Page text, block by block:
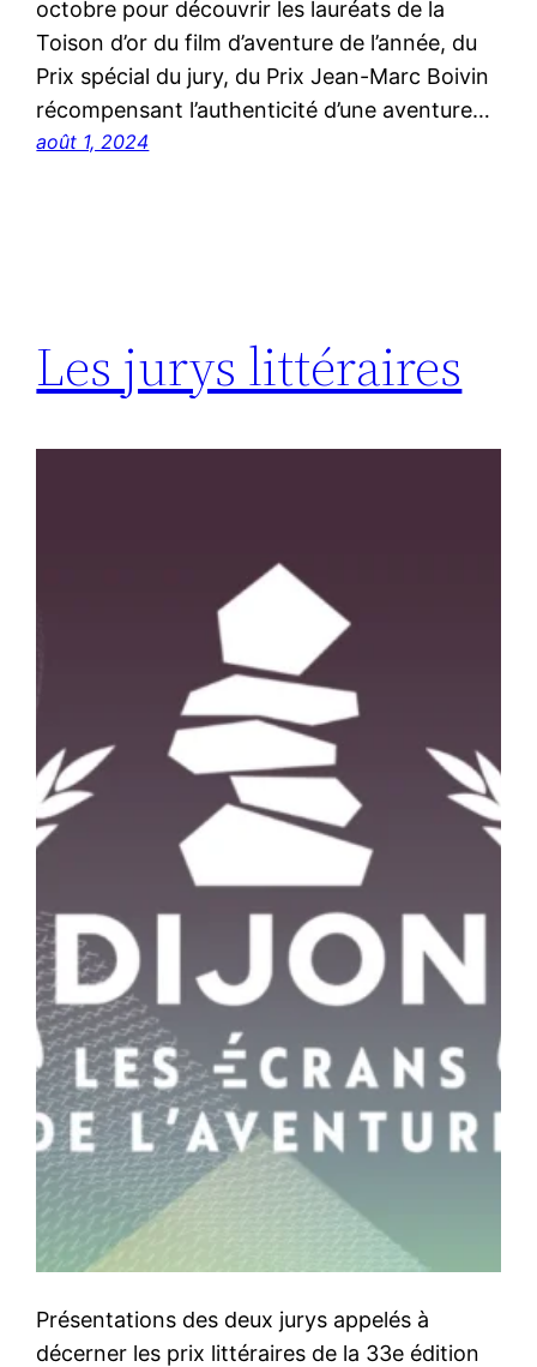
octobre pour découvrir les lauréats de la
Toison d’or du film d’aventure de l’année, du
Prix spécial du jury, du Prix Jean-Marc Boivin
récompensant l’authenticité d’une aventure…
août 1, 2024
Les jurys littéraires
Présentations des deux jurys appelés à
décerner les prix littéraires de la 33e édition